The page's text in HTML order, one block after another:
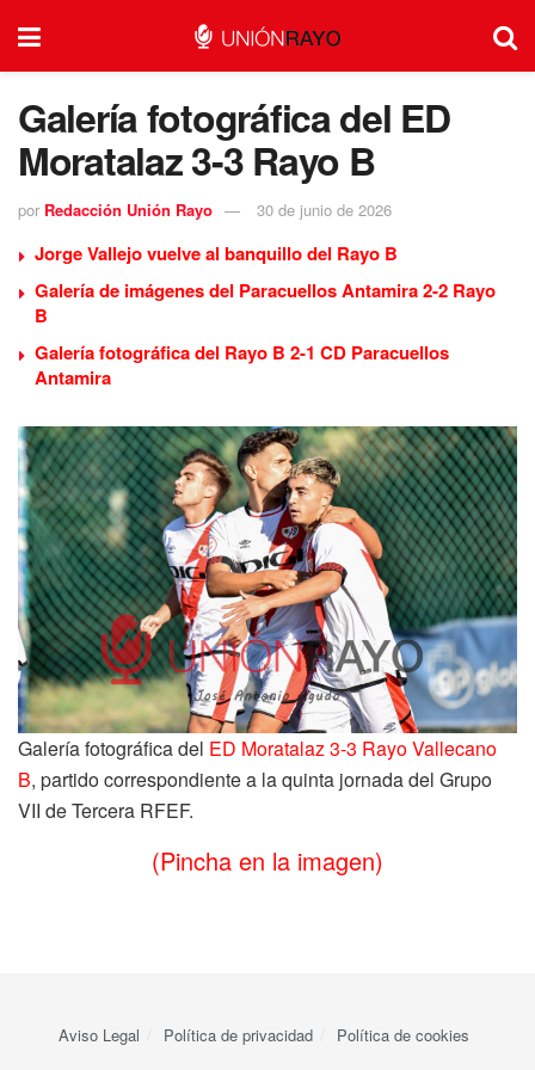
Galería fotográfica del ED
Moratalaz 3-3 Rayo B
por Redacción Unión Rayo 30 de junio de 2026
Jorge Vallejo vuelve al banquillo del Rayo B
Galería de imágenes del Paracuellos Antamira 2-2 Rayo
B
Galería fotográfica del Rayo B 2-1 CD Paracuellos
Antamira
Galería fotográfica del ED Moratalaz 3-3 Rayo Vallecano
B, partido correspondiente a la quinta jornada del Grupo
VII de Tercera RFEF.
(Pincha en la imagen)
Aviso Legal Política de privacidad Política de cookies